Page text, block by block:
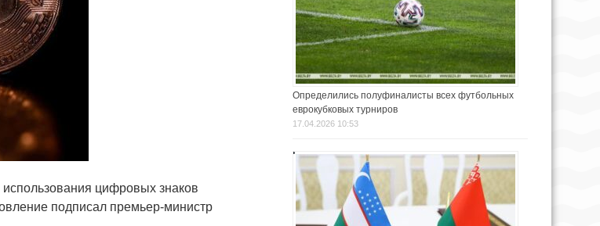
цифровых знаков
подписал премьер-министр
Определились полуфиналисты всех футбольных
еврокубковых турниров
17.04.2026 10:53